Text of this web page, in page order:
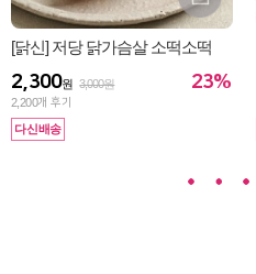
[닭신] 저당 닭가슴살 소떡소떡
2,300원
3,000원
2,200개 후기
23%
다신배송